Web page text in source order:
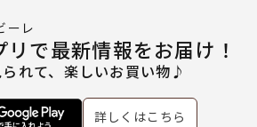
ーレ
リで最新情報をお届け！
れて、楽しいお買い物♪
詳しくはこちら